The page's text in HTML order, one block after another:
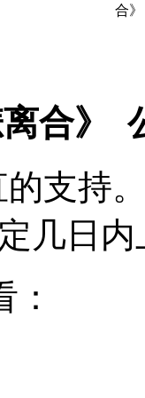
合
离合》
的支持
几日